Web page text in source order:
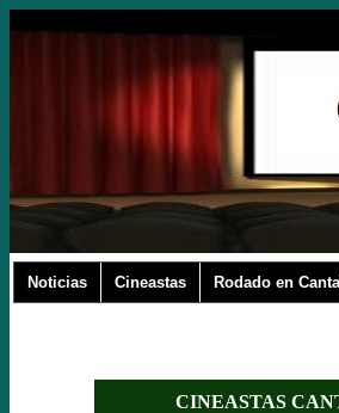
Noticias Cineastas Rodado en
CINEASTAS